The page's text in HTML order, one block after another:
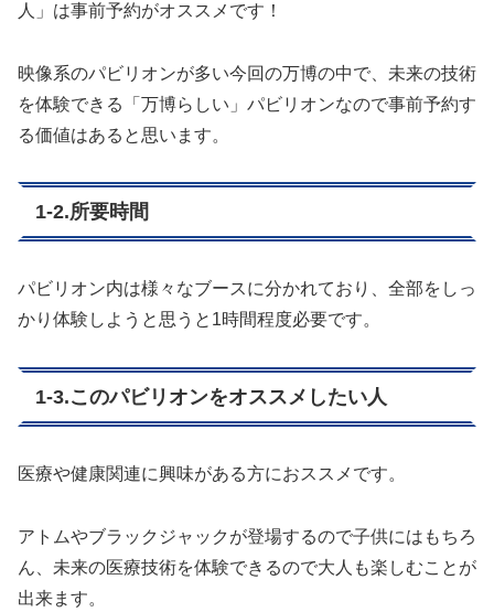
人」は事前予約がオススメです！
映像系のパビリオンが多い今回の万博の中で、未来の技術
を体験できる「万博らしい」パビリオンなので事前予約す
る価値はあると思います。
1-2.所要時間
パビリオン内は様々なブースに分かれており、全部をしっ
かり体験しようと思うと1時間程度必要です。
1-3.このパビリオンをオススメしたい人
医療や健康関連に興味がある方におススメです。
アトムやブラックジャックが登場するので子供にはもちろ
ん、未来の医療技術を体験できるので大人も楽しむことが
出来ます。